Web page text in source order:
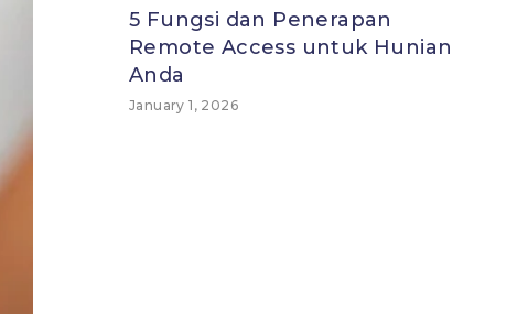
5 Fungsi dan Penerapan
Remote Access untuk Hunian
Anda
January 1, 2026